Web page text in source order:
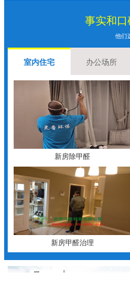
事实和口
他们
室内住宅 办公场所
新房除甲醛
新房甲醛治理